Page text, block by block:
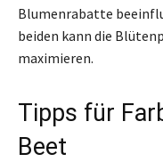
Blumenrabatte
beiden kann die
maximieren.
Tipps für
Beet